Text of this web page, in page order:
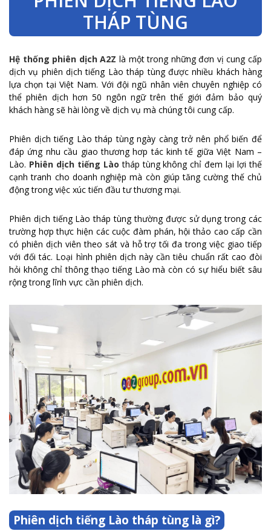
THÁP TÙNG
Hệ thống phiên dịch A2Z là một trong những đơn vị cung cấp
dịch vụ phiên dịch tiếng Lào tháp tùng được nhiều khách hàng
lựa chọn tại Việt Nam. Với đội ngũ nhân viên chuyên nghiệp có
thể phiên dịch hơn 50 ngôn ngữ trên thế giới đảm bảo quý
khách hàng sẽ hài lòng về dịch vụ mà chúng tôi cung cấp.
Phiên dịch tiếng Lào tháp tùng ngày càng trở nên phổ biến để
đáp ứng nhu cầu giao thương hơp tác kinh tế giữa Việt Nam –
Lào. Phiên dịch tiếng Lào tháp tùng không chỉ đem lại lợi thế
cạnh tranh cho doanh nghiệp mà còn giúp tăng cường thế chủ
động trong việc xúc tiến đầu tư thương mại.
Phiên dịch tiếng Lào tháp tùng thường được sử dụng trong các
trường hợp thực hiện các cuộc đàm phán, hội thảo cao cấp cần
có phiên dịch viên theo sát và hỗ trợ tối đa trong việc giao tiếp
với đối tác. Loại hình phiên dịch này cần tiêu chuẩn rất cao đòi
hỏi không chỉ thông thạo tiếng Lào mà còn có sự hiểu biết sâu
rộng trong lĩnh vực cần phiên dịch.
Phiên dịch tiếng Lào tháp tùng là gì?